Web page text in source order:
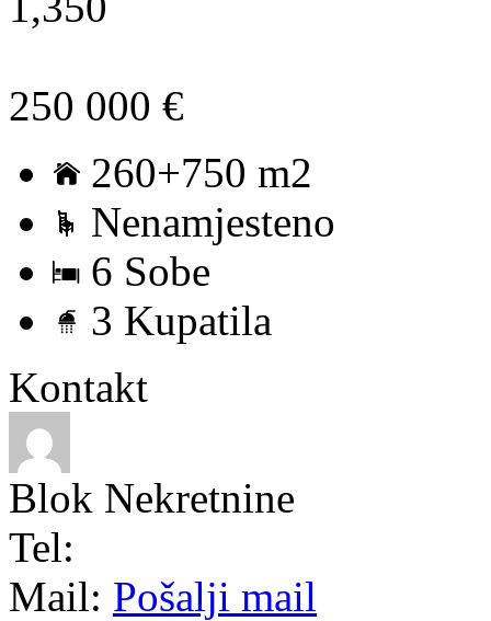
250 000 €
260+750 m2
Nenamjesteno
6 Sobe
3 Kupatila
Kontakt
Blok Nekretnine
Tel:
Mail: Pošalji mail